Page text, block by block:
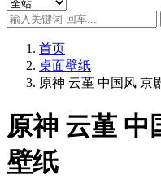
首页
桌面壁纸
原神 云堇 中国风 京
原神 云堇 中
壁纸